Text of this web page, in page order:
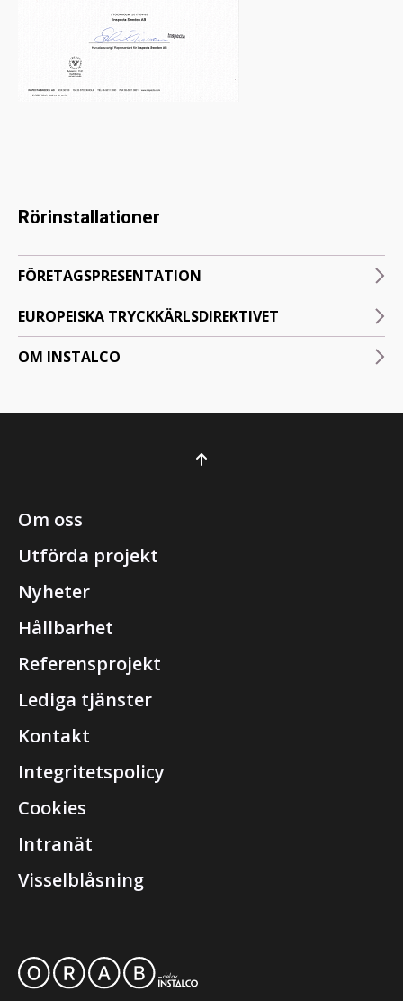
Rörinstallationer
FÖRETAGSPRESENTATION
EUROPEISKA TRYCKKÄRLSDIREKTIVET
OM INSTALCO
Om oss
Utförda projekt
Nyheter
Hållbarhet
Referensprojekt
Lediga tjänster
Kontakt
Integritetspolicy
Cookies
Intranät
Visselblåsning